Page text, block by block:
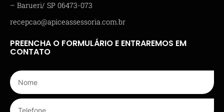
– Barueri/ SP 06473-073
recepcao@apiceassessoria.com.br
PREENCHA O FORMULÁRIO E ENTRAREMOS EM
CONTATO